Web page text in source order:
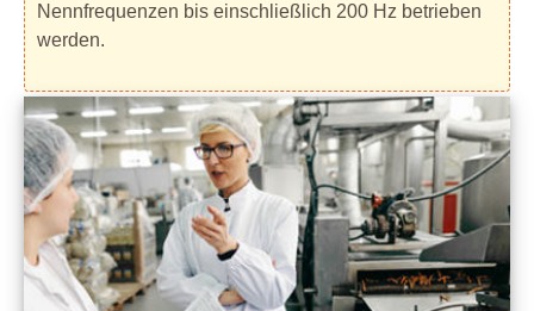
Nennfrequenzen bis einschließlich 200 Hz betrieben
werden.